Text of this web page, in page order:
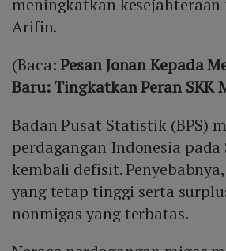
meningkatkan
Arifin.
(Baca:Pesan Jonan Kepada
Baru: Tingkatkan Peran SKK
Badan Pusat Statistik (BPS)
perdagangan Indonesia pada
kembali defisit.
yang tetap tinggi serta
nonmigas yang terbatas.